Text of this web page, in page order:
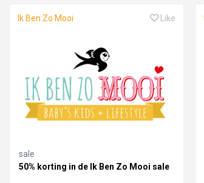
Ik Ben Zo Mooi Like
sale
50% korting in de Ik Ben Zo Mooi sale